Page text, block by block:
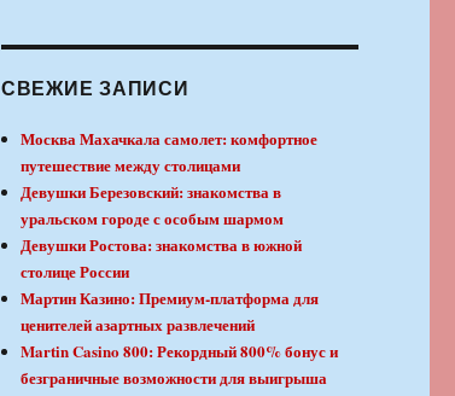
СВЕЖИЕ ЗАПИСИ
Москва Махачкала самолет: комфортное
путешествие между столицами
Девушки Березовский: знакомства в
уральском городе с особым шармом
Девушки Ростова: знакомства в южной
столице России
Мартин Казино: Премиум-платформа для
ценителей азартных развлечений
Martin Casino 800: Рекордный 800% бонус и
безграничные возможности для выигрыша